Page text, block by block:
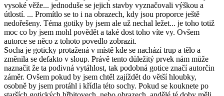
vysoké věže... jednoduše se jejich stavby vyznačovali výškou a
útlostí. ... Promítlo se to i na obrazech, kdy jsou proporce ještě
nedořešeny. Téma gotiky by jsem ale už nechal ležet... je toho totiž
moc co by jsem mohl povědět a také dost toho víte vy. Ovšem
autorce se něco z tohoto povedlo zobrazit.
Socha je goticky protažená v místě kde se nachází trup a tělo a
změnila se defakto v sloup. Právě tento důležitý prvek nám může
naznačit že ta podivná vytáhlost, tak podobná gotice značí autorčin
záměr. Ovšem pokud by jsem chtěl zajíždět do větší hloubky,
osobně by jsem protáhl i křídla této sochy. Pokud se kouknete po